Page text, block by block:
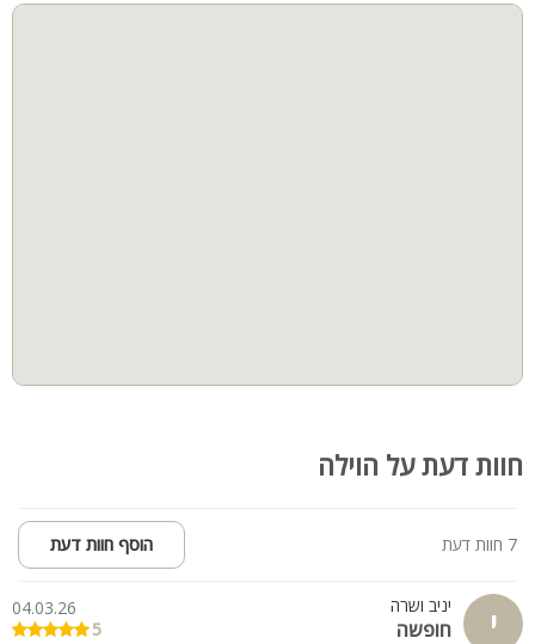
חוות דעת על הוילה
7 חוות דעת הוסף חוות דעת
י יניב ושרה
חופשה
04.03.26
5